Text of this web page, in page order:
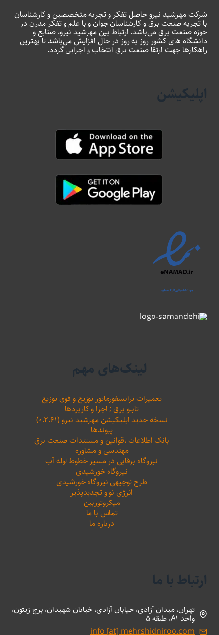
شرکت مهرشید نیرو حاصل تفکر و تجربه متخصصین و کارشناسان
با تجربه صنعت برق و کارشناسان جوان و با علم و تفکر مدرن در
حوزه صنعت برق می‌باشد. ارتباط بین مهرشید نیرو، صنایع و
دانشگاه های کشور روز به روز در حال افزایش می‌باشد تا بهترین
راهکارها جهت ارتقا صنعت برق انتخاب و اجرایی گردد.
اپلیکیشن
لینک‌های مهم
تعمیرات ترانسفورماتور توزیع و فوق توزیع
تابلو برق ; اجزا و کاربردها
نسخه جدید اپلیکیشن مهرشید نیرو (۰.۲.۶۱)
پیوندها
بانک اطلاعات ،‌قوانین و مستندات صنعت برق
مهندسی و مشاوره
نیروگاه برقابی در مسیر خطوط لوله آب
نیروگاه خورشیدی
طرح توجیهی نیروگاه خورشیدی
انرژی نو و تجدیدپذیر
میکروتوربین
تماس با ما
درباره ما
ارتباط با ما
تهران، میدان آزادی، خیابان آزادی، خیابان شهیدان، برج زیتون،
واحد A1، طبقه 5
info [at] mehrshidniroo.com